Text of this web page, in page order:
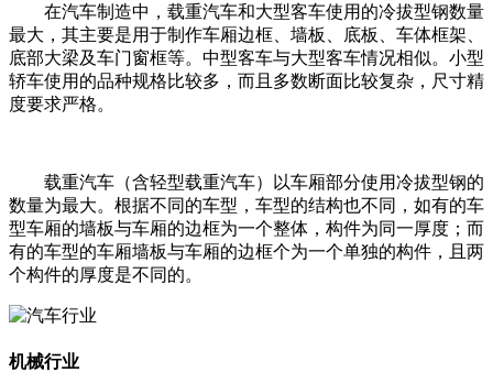
在汽车制造中，载重汽车和大型客车使用的冷拔型钢数量
最大，其主要是用于制作车厢边框、墙板、底板、车体框架、
底部大梁及车门窗框等。中型客车与大型客车情况相似。小型
轿车使用的品种规格比较多，而且多数断面比较复杂，尺寸精
度要求严格。
载重汽车（含轻型载重汽车）以车厢部分使用冷拔型钢的
数量为最大。根据不同的车型，车型的结构也不同，如有的车
型车厢的墙板与车厢的边框为一个整体，构件为同一厚度；而
有的车型的车厢墙板与车厢的边框个为一个单独的构件，且两
个构件的厚度是不同的。
机械行业